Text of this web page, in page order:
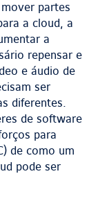
partes
a cloud, a
a
repensar e
e áudio de
ser
diferentes.
de software
para
de como um
pode ser